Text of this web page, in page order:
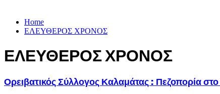
Home
ΕΛΕΥΘΕΡΟΣ ΧΡΟΝΟΣ
ΕΛΕΥΘΕΡΟΣ ΧΡΟΝΟΣ
Ορειβατικός Σύλλογος Καλαμάτας : Πεζοπορία